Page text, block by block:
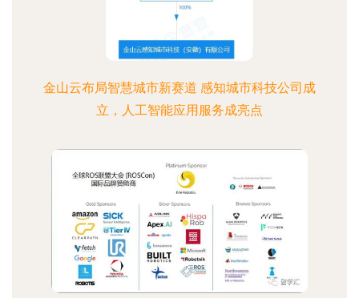
金山云布局智慧城市新赛道 感知城市科技公司成
立，人工智能应用服务成亮点